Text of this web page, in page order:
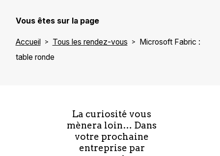
Vous êtes sur la page
Accueil Tous les rendez-vous
Microsoft Fabric :
table ronde
La curiosité vous
mènera loin… Dans
votre prochaine
entreprise par